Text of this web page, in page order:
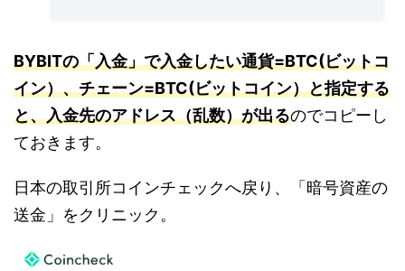
BYBITの「入金」で入金したい通貨=BTC(ビットコ
イン）、チェーン=BTC(ビットコイン）と指定する
と、入金先のアドレス（乱数）が出るのでコピーし
ておきます。
日本の取引所コインチェックへ戻り、「暗号資産の
送金」をクリニック。